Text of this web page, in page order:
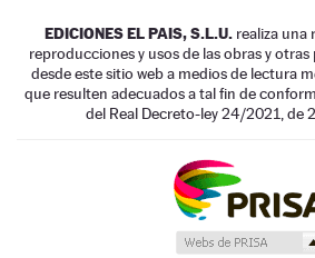
EDICIONES EL PAIS, S.L.U. realiza una
reproducciones y usos de las obras y
desde este sitio web a medios de lectura
que resulten adecuados a tal fin de
del Real Decreto-ley 24/2021, de